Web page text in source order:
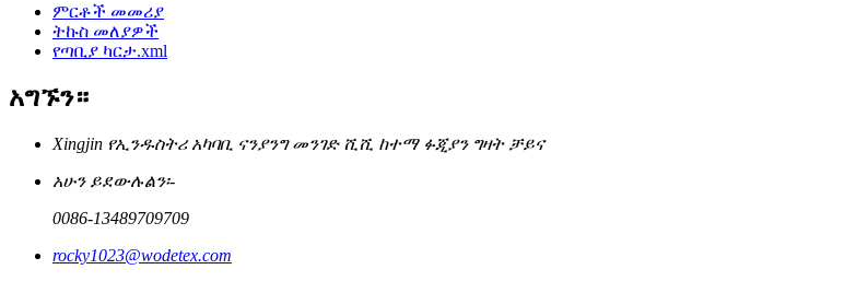
ምርቶች መመሪያ
ትኩስ መለያዎች
የጣቢያ ካርታ.xml
አግኙን።
Xingjin የኢንዱስትሪ አካባቢ ናንያንግ መንገድ ሺሺ ከተማ ፉጂያን ግዛት ቻይና
አሁን ይደውሉልን፡-
0086-13489709709
rocky1023@wodetex.com